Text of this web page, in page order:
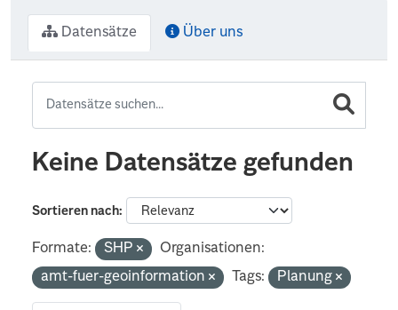
Datensätze Über uns
Keine Datensätze gefunden
Sortieren nach
Formate: SHP
Organisationen:
amt-fuer-geoinformation
Tags: Planung